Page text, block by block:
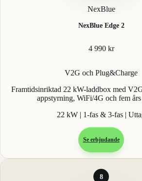
NexBlue
NexBlue Edge 2
4 990 kr
V2G och Plug&Charge
Framtidsinriktad 22 kW-laddbox med
appstyrning, WiFi/4G och fem års
22 kW | 1-fas & 3-fas |
Se erbjudande
8